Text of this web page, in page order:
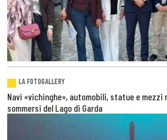
LA FOTOGALLERY
Navi «vichinghe», automobili, statue e
sommersi del Lago di Garda